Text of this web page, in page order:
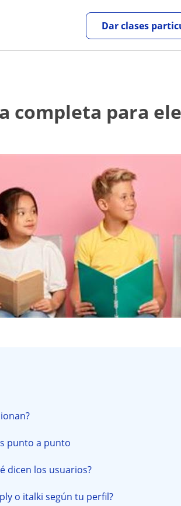
Dar clases
punto a punto
dicen los usuarios?
o italki según tu perfil?